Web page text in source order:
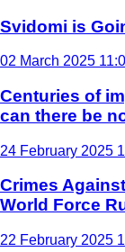
Svidomi is
02 March 2025
Centuries of
can there be
24 February 2025
Crimes
World Force
22 February 2025